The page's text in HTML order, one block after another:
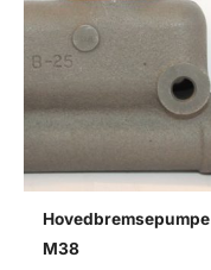
Hovedbremsepumpe
M38